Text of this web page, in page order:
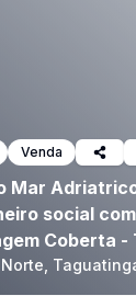
Venda
Mar
social
Coberta